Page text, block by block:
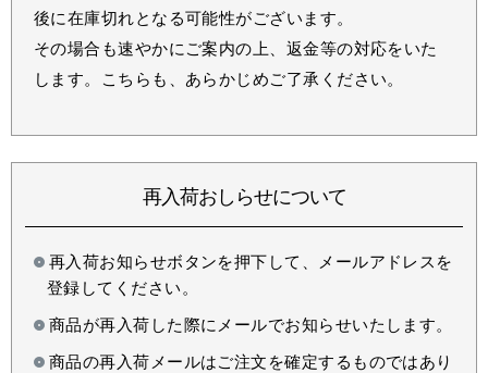
後に在庫切れとなる可能性がございます。
その場合も速やかにご案内の上、返金等の対応をいた
します。こちらも、あらかじめご了承ください。
再入荷おしらせについて
再入荷お知らせボタンを押下して、メールアドレスを
登録してください。
商品が再入荷した際にメールでお知らせいたします。
商品の再入荷メールはご注文を確定するものではあり